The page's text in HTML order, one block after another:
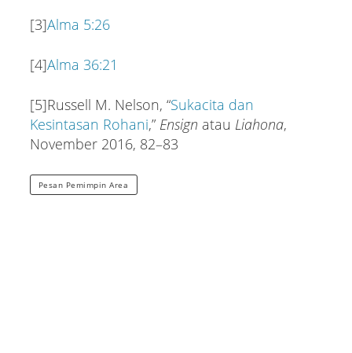
[3]Alma 5:26
[4]Alma 36:21
[5]Russell M. Nelson, “Sukacita dan
Kesintasan Rohani,” Ensign atau Liahona,
November 2016, 82–83
Pesan Pemimpin Area